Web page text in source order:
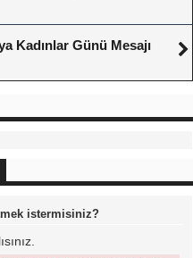
Kadınlar Günü Mesajı
istermisiniz?